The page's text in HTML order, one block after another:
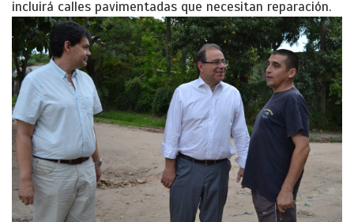
incluirá calles pavimentadas que necesitan reparación.